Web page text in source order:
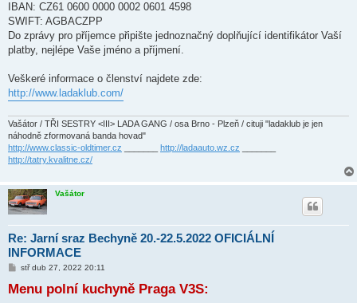
IBAN: CZ61 0600 0000 0002 0601 4598
SWIFT: AGBACZPP
Do zprávy pro příjemce připište jednoznačný doplňující identifikátor Vaší
platby, nejlépe Vaše jméno a příjmení.
Veškeré informace o členství najdete zde:
http://www.ladaklub.com/
Vašátor / TŘI SESTRY <III> LADA GANG / osa Brno - Plzeň / cituji "ladaklub je jen
náhodně zformovaná banda hovad"
http://www.classic-oldtimer.cz
http://ladaauto.wz.cz
http://tatry.kvalitne.cz/
Vašátor
Re: Jarní sraz Bechyně 20.-22.5.2022 OFICIÁLNÍ
INFORMACE
P
í
s
stř dub 27, 2022 20:11
Menu polní kuchyně Praga V3S: